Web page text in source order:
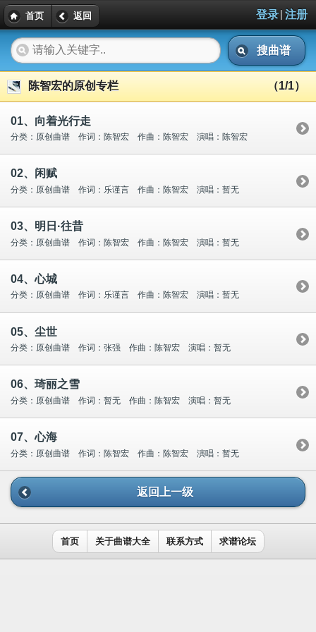
首页 返回 登录| 注册
搜曲谱
陈智宏的原创专栏 （1/1）
01、向着光行走
分类：原创曲谱 作词：陈智宏 作曲：陈智宏 演唱：陈智宏
02、闲赋
分类：原创曲谱 作词：乐谨言 作曲：陈智宏 演唱：暂无
03、明日·往昔
分类：原创曲谱 作词：陈智宏 作曲：陈智宏 演唱：暂无
04、心城
分类：原创曲谱 作词：乐谨言 作曲：陈智宏 演唱：暂无
05、尘世
分类：原创曲谱 作词：张强 作曲：陈智宏 演唱：暂无
06、琦丽之雪
分类：原创曲谱 作词：暂无 作曲：陈智宏 演唱：暂无
07、心海
分类：原创曲谱 作词：陈智宏 作曲：陈智宏 演唱：暂无
返回上一级
首页 关于曲谱大全 联系方式 求谱论坛